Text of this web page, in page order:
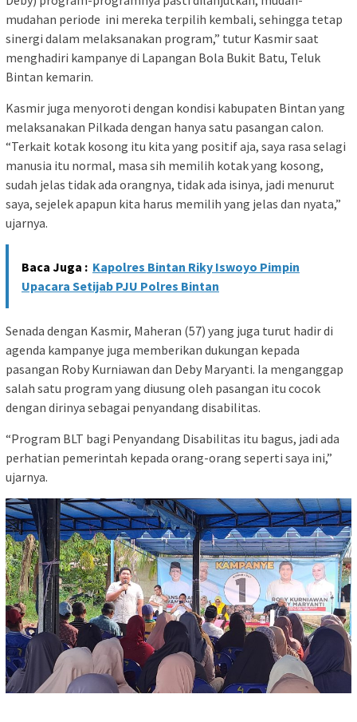
mudahan periode ini mereka terpilih kembali, sehingga tetap
sinergi dalam melaksanakan program,” tutur Kasmir saat
menghadiri kampanye di Lapangan Bola Bukit Batu, Teluk
Bintan kemarin.
Kasmir juga menyoroti dengan kondisi kabupaten Bintan yang
melaksanakan Pilkada dengan hanya satu pasangan calon.
“Terkait kotak kosong itu kita yang positif aja, saya rasa selagi
manusia itu normal, masa sih memilih kotak yang kosong,
sudah jelas tidak ada orangnya, tidak ada isinya, jadi menurut
saya, sejelek apapun kita harus memilih yang jelas dan nyata,”
ujarnya.
Baca Juga : Kapolres Bintan Riky Iswoyo Pimpin
Upacara Setijab PJU Polres Bintan
Senada dengan Kasmir, Maheran (57) yang juga turut hadir di
agenda kampanye juga memberikan dukungan kepada
pasangan Roby Kurniawan dan Deby Maryanti. Ia menganggap
salah satu program yang diusung oleh pasangan itu cocok
dengan dirinya sebagai penyandang disabilitas.
“Program BLT bagi Penyandang Disabilitas itu bagus, jadi ada
perhatian pemerintah kepada orang-orang seperti saya ini,”
ujarnya.